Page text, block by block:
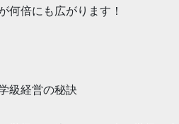
何倍にも広がります！
級経営の秘訣